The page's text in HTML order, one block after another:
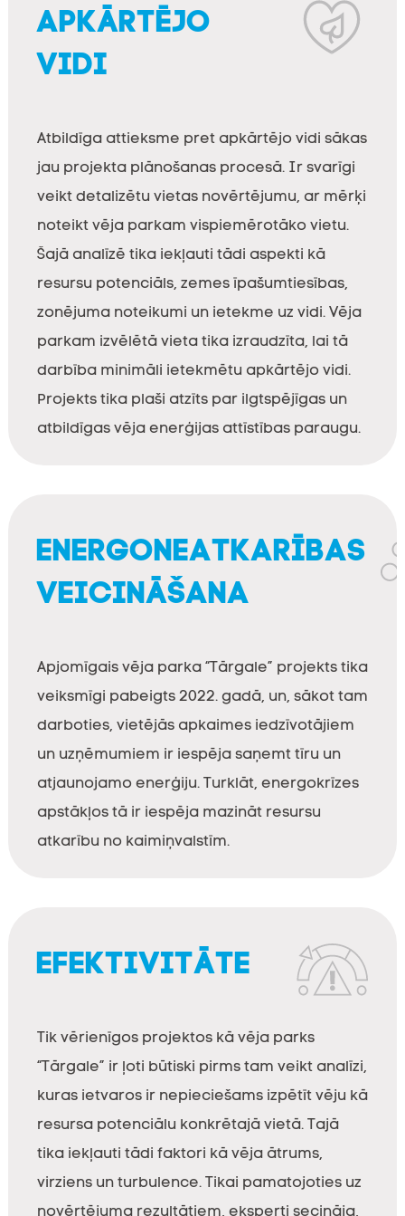
APKĀRTĒJO
VIDI
Atbildīga attieksme pret apkārtējo vidi sākas
jau projekta plānošanas procesā. Ir svarīgi
veikt detalizētu vietas novērtējumu, ar mērķi
noteikt vēja parkam vispiemērotāko vietu.
Šajā analīzē tika iekļauti tādi aspekti kā
resursu potenciāls, zemes īpašumtiesības,
zonējuma noteikumi un ietekme uz vidi. Vēja
parkam izvēlētā vieta tika izraudzīta, lai tā
darbība minimāli ietekmētu apkārtējo vidi.
Projekts tika plaši atzīts par ilgtspējīgas un
atbildīgas vēja enerģijas attīstības paraugu.
ENERGONEATKARĪBAS
VEICINĀŠANA
Apjomīgais vēja parka “Tārgale” projekts tika
veiksmīgi pabeigts 2022. gadā, un, sākot tam
darboties, vietējās apkaimes iedzīvotājiem
un uzņēmumiem ir iespēja saņemt tīru un
atjaunojamo enerģiju. Turklāt, energokrīzes
apstākļos tā ir iespēja mazināt resursu
atkarību no kaimiņvalstīm.
EFEKTIVITĀTE
Tik vērienīgos projektos kā vēja parks
“Tārgale” ir ļoti būtiski pirms tam veikt analīzi,
kuras ietvaros ir nepieciešams izpētīt vēju kā
resursa potenciālu konkrētajā vietā. Tajā
tika iekļauti tādi faktori kā vēja ātrums,
virziens un turbulence. Tikai pamatojoties uz
novērtējuma rezultātiem, eksperti secināja,